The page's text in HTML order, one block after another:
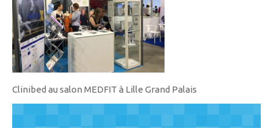
Clinibed au salon MEDFIT à Lille Grand Palais